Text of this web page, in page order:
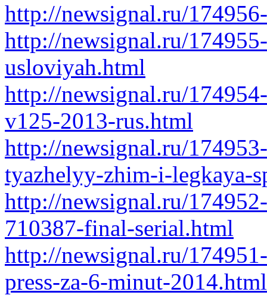
http://newsignal.ru/
http://newsignal.ru/
usloviyah.html
http://newsignal.ru/
v125-2013-rus.html
http://newsignal.ru/
tyazhelyy-zhim-i-legkaya-
http://newsignal.ru/
710387-final-serial.html
http://newsignal.ru/
press-za-6-minut-2014.html